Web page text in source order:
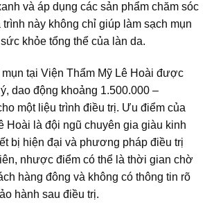
và áp dụng các sản phẩm chăm sóc
này không chỉ giúp làm sạch mụn
khỏe tổng thể của làn da.
tại Viện Thẩm Mỹ Lê Hoài được
dao động khoảng 1.500.000 –
một liệu trình điều trị. Ưu điểm của
Hoài là đội ngũ chuyên gia giàu kinh
bị hiện đại và phương pháp điều trị
nhược điểm có thể là thời gian chờ
hàng đông và không có thông tin rõ
hành sau điều trị.